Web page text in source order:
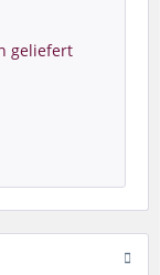
geliefert